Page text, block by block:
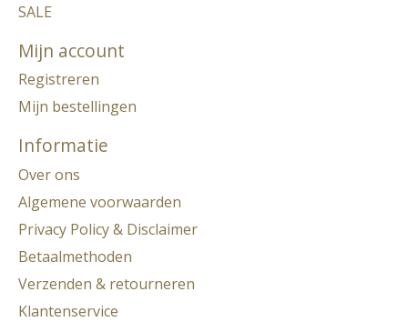
SALE
Mijn account
Registreren
Mijn bestellingen
Informatie
Over ons
Algemene voorwaarden
Privacy Policy & Disclaimer
Betaalmethoden
Verzenden & retourneren
Klantenservice